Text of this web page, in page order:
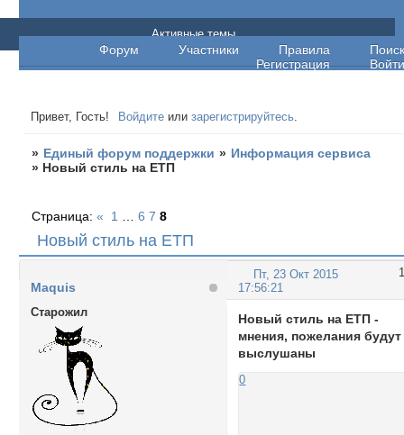
Единый форум поддержки
Форум Участники Правила
Поиск
Регистрация
Войти
Активные темы
Привет, Гость! Войдите илизарегистрируйтесь.
» Единый форум поддержки » Информация сервиса
» Новый стиль на ЕТП
Новый стиль на ЕТП
Страница:« 1 6 7 8
1
Пт, 23 Окт 2015
17:56:21
Maquis
Cтарожил
Новый стиль на ЕТП -
мнения, пожелания будут
выслушаны
0